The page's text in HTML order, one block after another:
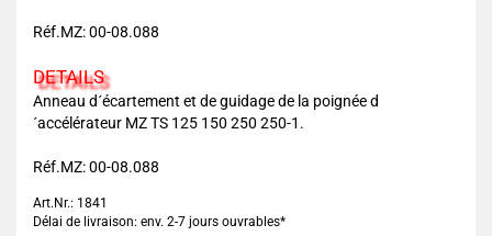
Réf.MZ: 00-08.088
DETAILS
Anneau d´écartement et de guidage de la poignée d
´accélérateur MZ TS 125 150 250 250-1.
Réf.MZ: 00-08.088
Art.Nr.: 1841
Délai de livraison: env. 2-7 jours ouvrables*